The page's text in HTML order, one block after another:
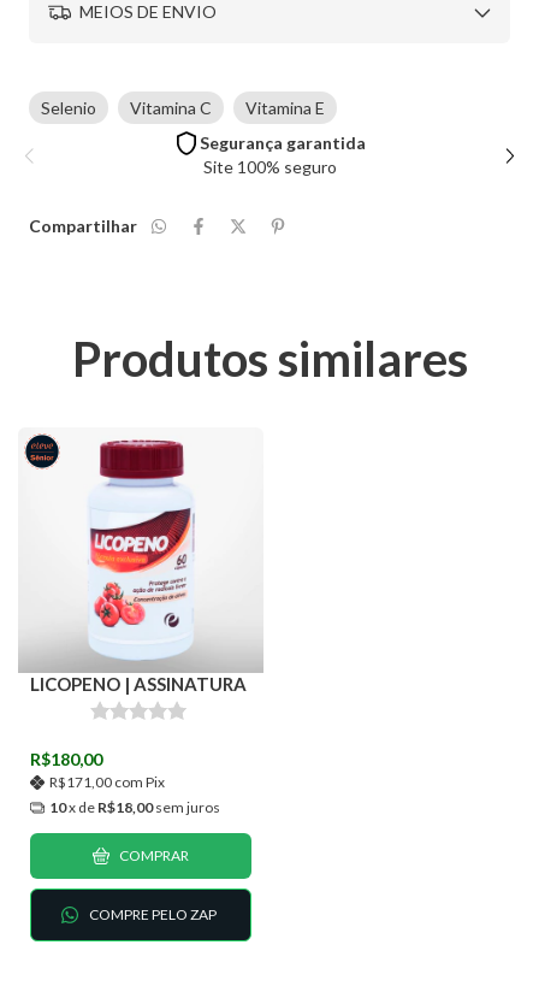
MEIOS DE ENVIO
Selenio Vitamina C
Vitamina E
Segurança garantida
Site 100% seguro
Compartilhar
Produtos similares
LICOPENO | ASSINATURA
R$180,00
R$171,00 com Pix
10x de R$18,00 sem juros
COMPRAR
COMPRE PELO ZAP